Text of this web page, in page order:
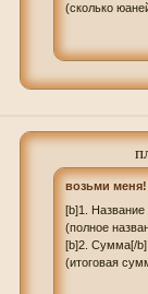
(сколько
возьми меня!
[b]1. Название
(полное
[b]2. Сумма[/b]
(итоговая